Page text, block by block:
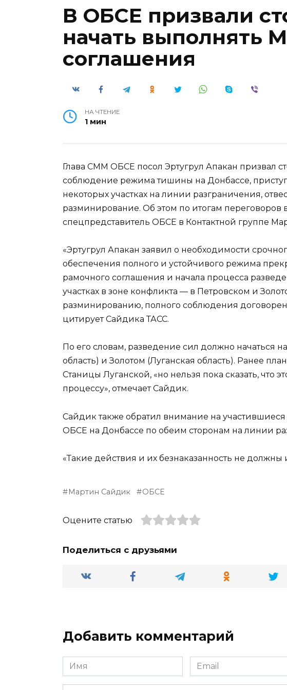
В ОБСЕ призвали
начать выполнять
соглашения
НА ЧТЕНИЕ
1 мин
Глава СММ ОБСЕ посол Эртугрул Апакан призвал
соблюдение режима тишины на Донбассе,
некоторых участках на линии разграничения,
разминирование. Об этом по итогам переговоров
спецпредставитель ОБСЕ в Контактной группе
«Эртугрул Апакан заявил о необходимости
обеспечения полного и устойчивого режима
рамочного соглашения и начала процесса
участках в зоне конфликта — в Петровском и
разминированию, полного соблюдения
цитирует Сайдика ТАСС.
По его словам, разведение сил должно начаться
область) и Золотом (Луганская область). Ранее
Станицы Луганской, «но нельзя пока сказать, что
процессу», отмечает Сайдик.
Сайдик также обратил внимание на
ОБСЕ на Донбассе по обеим сторонам на линии
«Такие действия и их безнаказанность не должны
Мартин Сайдик ОБСЕ
Оцените статью
Поделиться с друзьями
Добавить комментарий
Имя
*
Email
*